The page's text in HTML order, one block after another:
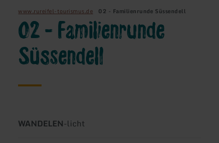
www.rureifel-tourismus.de 02 - Familienrunde Süssendell
02 - Familienrunde
Süssendell
Soort
WANDELEN-Moeilijkheidsgraad:
licht